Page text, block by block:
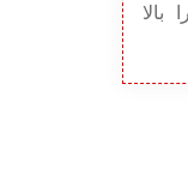
بالا